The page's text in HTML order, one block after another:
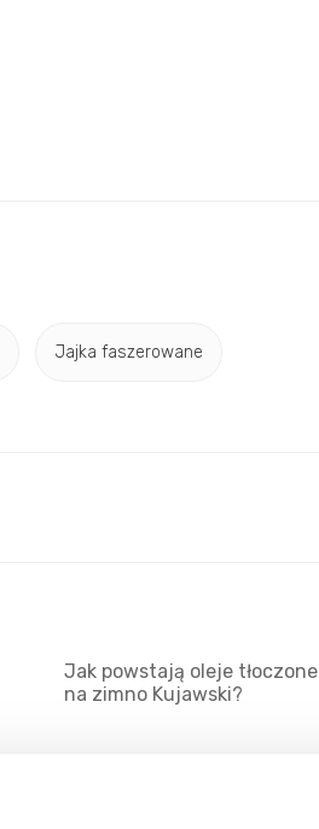
Jajka faszerowane
Jak powstają oleje tłoczone
na zimno Kujawski?